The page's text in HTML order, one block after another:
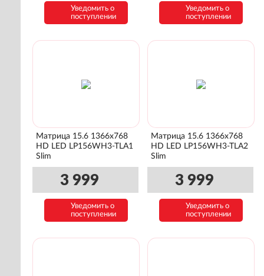
Уведомить о
поступлении
Уведомить о
поступлении
Матрица 15.6 1366x768
HD LED LP156WH3-TLA1
Slim
3 999
Уведомить о
поступлении
Матрица 15.6 1366x768
HD LED LP156WH3-TLA2
Slim
3 999
Уведомить о
поступлении